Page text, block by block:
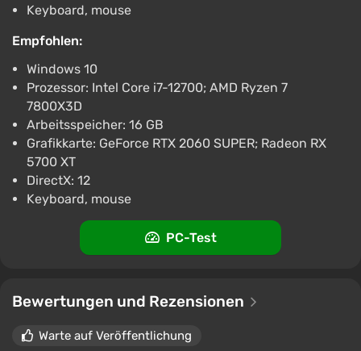
Gebiete erkunden und sich mit mehr als 20 Arten
Verhaltensmerkmalen auseinandersetzen. Die
Umgebung im Spiel reagiert auf die Aktionen der
Spieler, und gruselige Ereignisse werden zufällig
erzeugt, um eine angespannte Atmosphäre
aufrechtzuerhalten.
Keyboard, mouse
Empfohlen:
Windows 10
Prozessor: Intel Core i7-12700; AMD Ryzen 7
7800X3D
Arbeitsspeicher: 16 GB
Grafikkarte: GeForce RTX 2060 SUPER; Radeon RX
5700 XT
DirectX: 12
Keyboard, mouse
PC-Test
Bewertungen und Rezensionen
Warte auf Veröffentlichung